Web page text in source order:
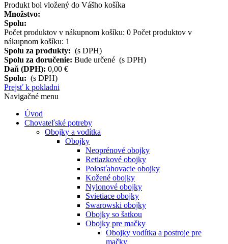
Produkt bol vložený do Vášho košíka
Množstvo:
Spolu:
Počet produktov v nákupnom košíku: 0 Počet produktov v
nákupnom košíku: 1
Spolu za produkty: (s DPH)
Spolu za doručenie: Bude určené (s DPH)
Daň (DPH): 0,00 €
Spolu: (s DPH)
Prejsť k pokladni
Navigačné menu
Úvod
Chovateľské potreby
Obojky a vodítka
Obojky
Neoprénové obojky
Retiazkové obojky
Polosťahovacie obojky
Kožené obojky
Nylonové obojky
Svietiace obojky
Swarowski obojky
Obojky so šatkou
Obojky pre mačky
Obojky vodítka a postroje pre
mačky